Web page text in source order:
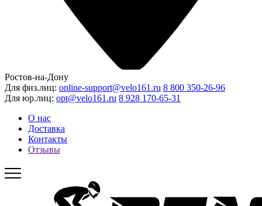
Ростов-на-Дону
Для физ.лиц: online-support@velo161.ru 8 800 350-26-96
Для юр.лиц: opt@velo161.ru 8 928 170-65-31
О нас
Доставка
Контакты
Отзывы